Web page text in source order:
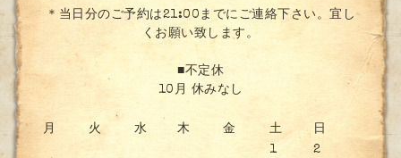
＊当日分のご予約は21:00までにご連絡下さい。宜し
くお願い致します。
■不定休
10月 休みなし
月 火 水 木 金 土
日
1
2